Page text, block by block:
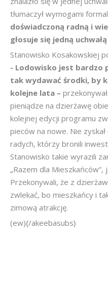
tłumaczył wymogami
doświadczoną radną i
głosuje się jedną uchwałą
Stanowisko Kosakowskiej
- Lodowisko jest bardzo
tak wydawać środki, by
kolejne lata –
pieniądze na dzierżawę
kolejnej edycji programu
pieców na nowe. Nie
radych, którzy bronili
Stanowisko takie wyrazili
„Razem dla Mieszkańców”,
Przekonywali, że z
zwlekać, bo mieszkańcy i
zimową atrakcję.
(ew){/akeebasubs}